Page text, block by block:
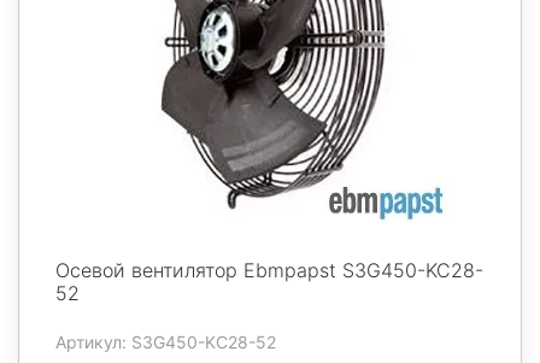
Осевой вентилятор Ebmpapst S3G450-KC28-
52
Артикул: S3G450-KC28-52